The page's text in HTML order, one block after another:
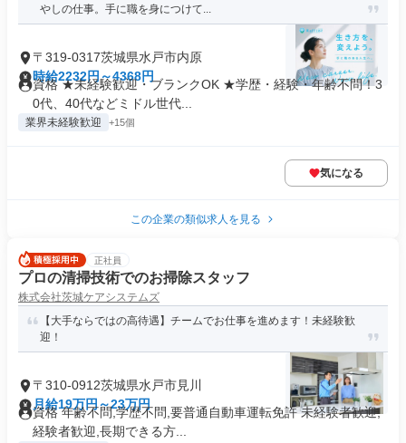
やしの仕事。手に職を身につけて...
〒319-0317茨城県水戸市内原
時給2232円～4368円
資格 ★未経験歓迎・ブランクOK ★学歴・経験・年齢不問！3
0代、40代などミドル世代...
業界未経験歓迎 +15個
気になる
この企業の類似求人を見る
正社員
プロの清掃技術でのお掃除スタッフ
株式会社茨城ケアシステムズ
【大手ならではの高待遇】チームでお仕事を進めます！未経験歓
迎！
〒310-0912茨城県水戸市見川
月給19万円～23万円
資格 年齢不問,学歴不問,要普通自動車運転免許 未経験者歓迎,
経験者歓迎,長期できる方...